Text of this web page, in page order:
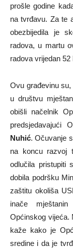
prošle godine
na tvrđavu. Za te
obezbijedila je
radova, u martu
radova vrijedan 52
Ovu građevinu
u društvu
obišli načelnik
predsjedavajući
Nuhić. Očuvanje
na koncu razvoj
odlučila pristupiti
dobila podršku
zaštitu okoliša
inače
Općinskog vijeća.
kaže kako je
sredine i da je